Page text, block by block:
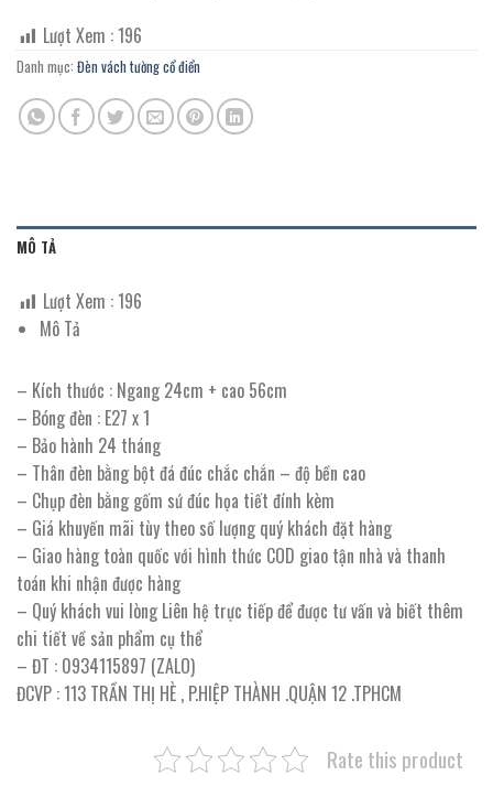
Lượt Xem :196
Danh mục: Đèn vách tường cổ điển
MÔ TẢ
Lượt Xem :196
Mô Tả
– Kích thước : Ngang 24cm + cao 56cm
– Bóng đèn : E27 x 1
– Bảo hành 24 tháng
– Thân đèn bằng bột đá đúc chắc chắn – độ bền cao
– Chụp đèn bằng gốm sứ đúc họa tiết đính kèm
– Giá khuyến mãi tùy theo số lượng quý khách đặt hàng
– Giao hàng toàn quốc với hình thức COD giao tận nhà và thanh
toán khi nhận được hàng
– Quý khách vui lòng Liên hệ trực tiếp để được tư vấn và biết thêm
chi tiết về sản phẩm cụ thể
– ĐT : 0934115897 (ZALO)
ĐCVP : 113 TRẦN THỊ HÈ , P.HIỆP THÀNH .QUẬN 12 .TPHCM
Rate this product